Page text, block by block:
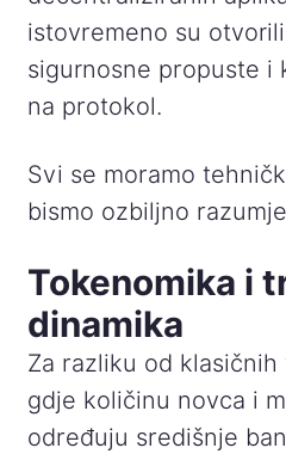
istovremeno su
sigurnosne propuste i
na protokol.
Svi se moramo
bismo ozbiljno
Tokenomika i
dinamika
Za razliku od
gdje količinu novca i
određuju središnje